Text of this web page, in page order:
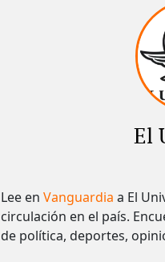
El
Lee en Vanguardia a El
circulación en el país.​
de política, deportes,